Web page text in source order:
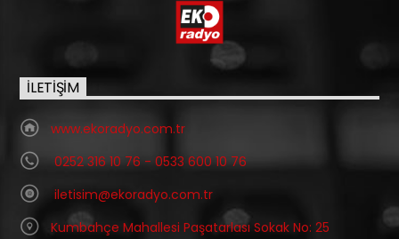
İLETIŞIM
www.ekoradyo.com.tr
0252 316 10 76 - 0533 600 10 76
iletisim@ekoradyo.com.tr
Kumbahçe Mahallesi Paşatarlası Sokak No: 25